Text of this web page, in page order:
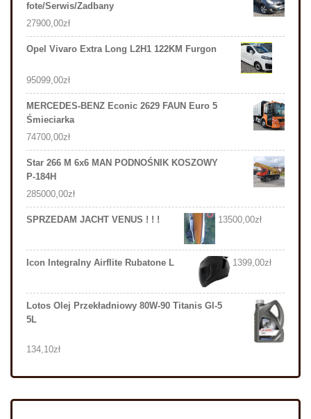
fote/Serwis/Zadbany
27900,00zł
Opel Vivaro Extra Long L2H1 122KM Furgon
95099,00zł
MERCEDES-BENZ Econic 2629 FAUN Euro 5
Śmieciarka
74700,00zł
Star 266 M 6x6 MAN PODNOŚNIK KOSZOWY
P-184H
285000,00zł
SPRZEDAM JACHT VENUS ! ! ! 13500,00zł
Icon Integralny Airflite Rubatone L 1399,00zł
Lotos Olej Przekładniowy 80W-90 Titanis Gl-5
5L
134,10zł